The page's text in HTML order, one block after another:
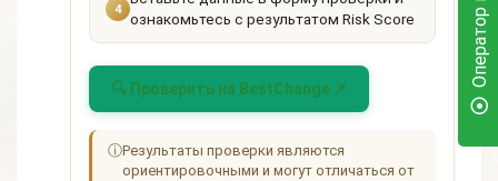
4
ознакомьтесь с результатом Risk Score
🔍 Проверить на BestChange ↗
ⓘРезультаты проверки являются
ориентировочными и могут отличаться от